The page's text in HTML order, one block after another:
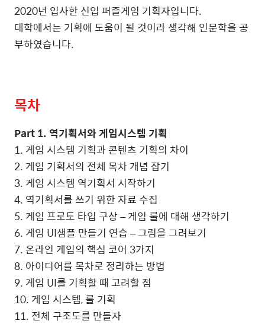
2020년 입사한 신입 퍼즐게임 기획자입니다.
대학에서는 기획에 도움이 될 것이라 생각해 인문학을 공
부하였습니다.
목차
Part 1. 역기획서와 게임시스템 기획
1. 게임 시스템 기획과 콘텐츠 기획의 차이
2. 게임 기획서의 전체 목차 개념 잡기
3. 게임 시스템 역기획서 시작하기
4. 역기획서를 쓰기 위한 자료 수집
5. 게임 프로토 타입 구상 – 게임 룰에 대해 생각하기
6. 게임 UI샘플 만들기 연습 – 그림을 그려보기
7. 온라인 게임의 핵심 코어 3가지
8. 아이디어를 목차로 정리하는 방법
9. 게임 UI를 기획할 때 고려할 점
10. 게임 시스템, 룰 기획
11. 전체 구조도를 만들자